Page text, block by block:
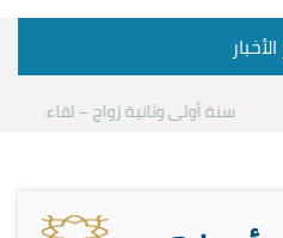
سنة أولى وثانية زواج – لقاء مع